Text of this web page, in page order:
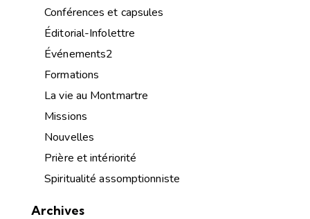
Conférences et capsules
Éditorial-Infolettre
Événements2
Formations
La vie au Montmartre
Missions
Nouvelles
Prière et intériorité
Spiritualité assomptionniste
Archives